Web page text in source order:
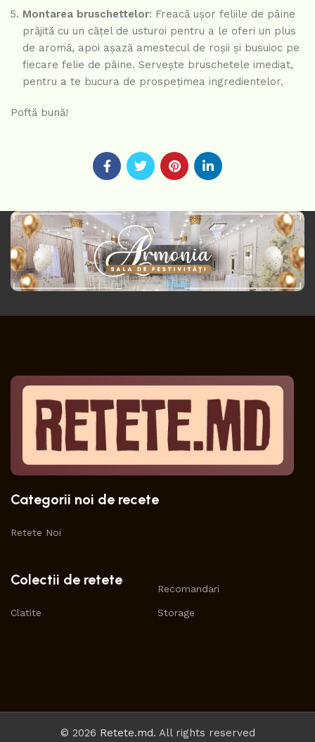
Montarea bruschettelor: Freacă ușor feliile de pâine
prăjită cu un cățel de usturoi pentru a le oferi un plus
de aromă, apoi așază amestecul de roșii și busuioc pe
fiecare felie de pâine. Servește bruschetele imediat,
pentru a te bucura de prospețimea ingredientelor.
Poftă bună!
Categorii noi de recete
Retete Noi
Colectii de retete
Clatite
Recomandari
Storage
© 2026 Retete.md. All rights reserved